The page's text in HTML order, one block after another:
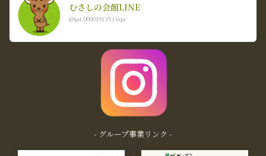
むさしの会館LINE
@xat.0000191353.vqa
- グループ事業リンク -